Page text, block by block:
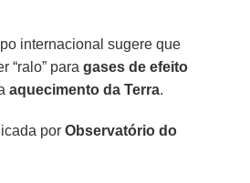
internacional sugere que
“ralo” paragases de efeito
aquecimento da Terra.
porObservatório do